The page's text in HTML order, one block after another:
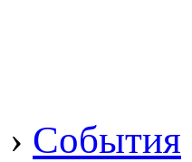
› События